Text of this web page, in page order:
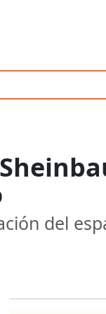
del